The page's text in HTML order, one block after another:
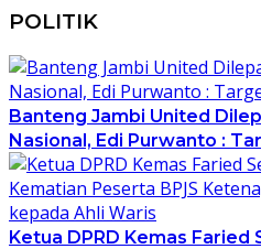
POLITIK
Banteng Jambi United
Nasional, Edi Purwanto :
Ketua DPRD Kemas Faried